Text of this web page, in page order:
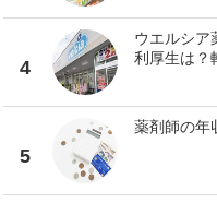
4
ウエルシア
利厚生は？
5
薬剤師の年